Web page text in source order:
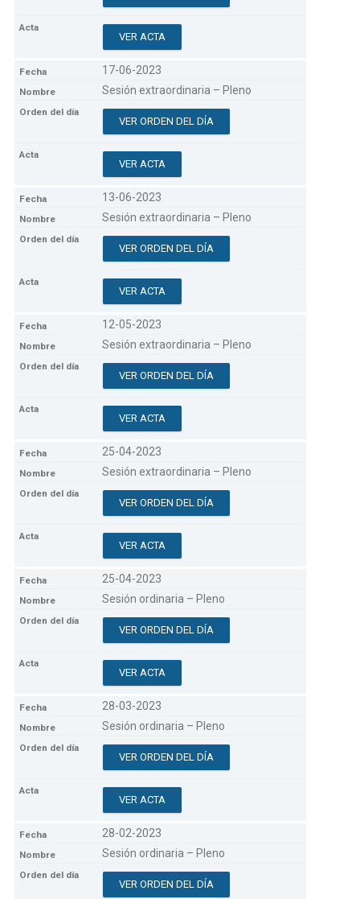
VER ACTA
17-06-2023
Sesión extraordinaria – Pleno
VER ORDEN DEL DÍA
VER ACTA
13-06-2023
Sesión extraordinaria – Pleno
VER ORDEN DEL DÍA
VER ACTA
12-05-2023
Sesión extraordinaria – Pleno
VER ORDEN DEL DÍA
VER ACTA
25-04-2023
Sesión extraordinaria – Pleno
VER ORDEN DEL DÍA
VER ACTA
25-04-2023
Sesión ordinaria – Pleno
VER ORDEN DEL DÍA
VER ACTA
28-03-2023
Sesión ordinaria – Pleno
VER ORDEN DEL DÍA
VER ACTA
28-02-2023
Sesión ordinaria – Pleno
VER ORDEN DEL DÍA